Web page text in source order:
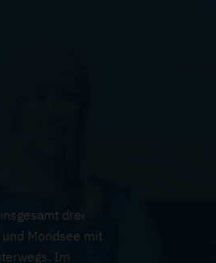
drei
Mondsee mit
Im